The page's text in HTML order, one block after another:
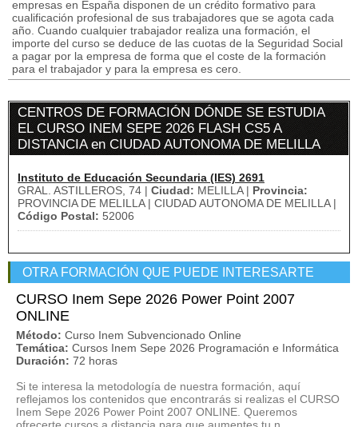
empresas en España disponen de un crédito formativo para
cualificación profesional de sus trabajadores que se agota cada
año. Cuando cualquier trabajador realiza una formación, el
importe del curso se deduce de las cuotas de la Seguridad Social
a pagar por la empresa de forma que el coste de la formación
para el trabajador y para la empresa es cero.
CENTROS DE FORMACIÓN DÓNDE SE ESTUDIA
EL CURSO INEM SEPE 2026 FLASH CS5 A
DISTANCIA en CIUDAD AUTONOMA DE MELILLA
Instituto de Educación Secundaria (IES) 2691
GRAL. ASTILLEROS, 74 | Ciudad: MELILLA | Provincia:
PROVINCIA DE MELILLA | CIUDAD AUTONOMA DE MELILLA |
Código Postal: 52006
OTRA FORMACIÓN QUE PUEDE INTERESARTE
CURSO Inem Sepe 2026 Power Point 2007
ONLINE
Método: Curso Inem Subvencionado Online
Temática: Cursos Inem Sepe 2026 Programación e Informática
Duración: 72 horas
Si te interesa la metodología de nuestra formación, aquí
reflejamos los contenidos que encontrarás si realizas el CURSO
Inem Sepe 2026 Power Point 2007 ONLINE. Queremos